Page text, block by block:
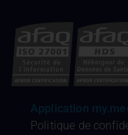
Application
Politique de